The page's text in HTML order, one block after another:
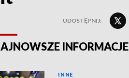
UDOSTĘPNIJ:
INFORMACJE
INNE